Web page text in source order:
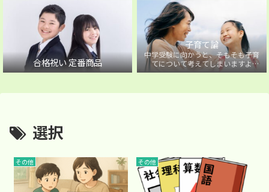
合格祝い 定番商品
子育て論
中学受験に向かうと、そもそも子育
てについて考えてしまいますよ
ね・・・。中学受験に向かうお子様
選択
その他 その他